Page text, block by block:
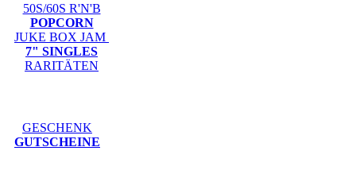
50S/60S R'N'B
POPCORN
JUKE BOX JAM
7" SINGLES
RARITÄTEN
GESCHENK
GUTSCHEINE